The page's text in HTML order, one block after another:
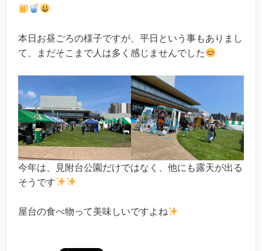
本日お昼ごろの様子ですが、平日という事もありまし
て、まだそこまで人は多く感じませんでした
今年は、見附台公園だけではなく、他にも露天が出る
そうです
屋台の食べ物って美味しいですよね